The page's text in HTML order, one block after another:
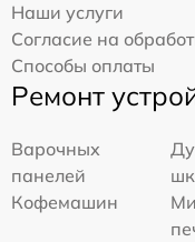
Наши услуги
Согласие на
Способы оплаты
Ремонт
Варочных
панелей
Кофемашин